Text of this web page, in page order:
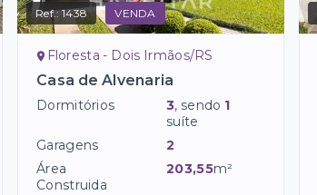
Ref.:1438 VENDA
Floresta - Dois Irmãos/RS
Casa de Alvenaria
Dormitórios 3, sendo 1
suíte
Garagens
2
Área
Construida
203,55m²